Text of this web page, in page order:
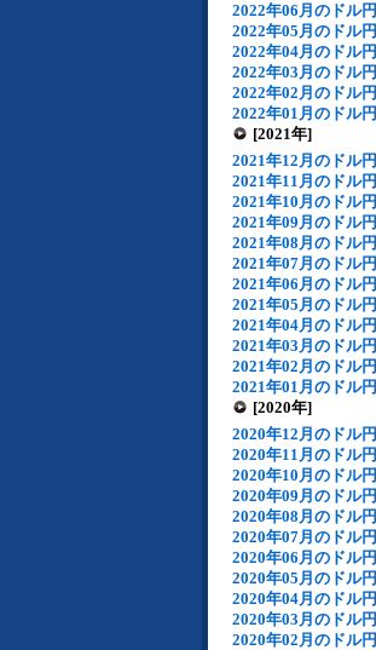
2022年06月のドル円
2022年05月のドル円
2022年04月のドル円
2022年03月のドル円
2022年02月のドル円
2022年01月のドル円
[2021年]
2021年12月のドル円
2021年11月のドル円
2021年10月のドル円
2021年09月のドル円
2021年08月のドル円
2021年07月のドル円
2021年06月のドル円
2021年05月のドル円
2021年04月のドル円
2021年03月のドル円
2021年02月のドル円
2021年01月のドル円
[2020年]
2020年12月のドル円
2020年11月のドル円
2020年10月のドル円
2020年09月のドル円
2020年08月のドル円
2020年07月のドル円
2020年06月のドル円
2020年05月のドル円
2020年04月のドル円
2020年03月のドル円
2020年02月のドル円